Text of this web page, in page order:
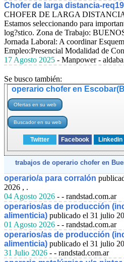
Chofer de larga distancia-
CHOFER DE LARGA
Estamos seleccionando para
log?stico. Zona de Trabajo:
Jornada Laboral: A coordinar
Empleo:Presencial Modalidad de
17 Agosto 2025 - Manpower -
Se busco también:
operario chofer en
Twitter Facebook Linkedin
trabajos de operario chofer en
operario/a para corralón
2026 , .
04 Agosto 2026 - - randstad.com.ar
operarios/as de producción
alimenticia) publicado el 31 julio
01 Agosto 2026 - - randstad.com.ar
operarios/as de producción
alimenticia) publicado el 31 julio
31 Julio 2026 - - randstad.com.ar